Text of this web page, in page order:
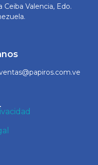
Ceiba Valencia, Edo.